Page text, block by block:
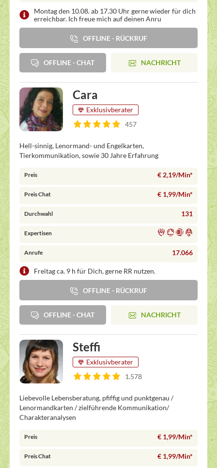
Montag den 10.08. ab 17.30 Uhr gerne wieder für dich
erreichbar. Ich freue mich auf deinen Anru
OFFLINE - RÜCKRUF
OFFLINE - CHAT NACHRICHT
Cara
Exklusivberater
457
Hell-sinnig, Lenormand- und Engelkarten,
Tierkommunikation, sowie 30 Jahre Erfahrung
Preis € 2,19/Min*
Preis Chat € 1,99/Min*
Durchwahl 131
Expertisen
Anrufe 17.066
Freitag ca. 9 h für Dich, gerne RR nutzen.
OFFLINE - RÜCKRUF
OFFLINE - CHAT NACHRICHT
Steffi
Exklusivberater
1.578
Liebevolle Lebensberatung, pfiffig und punktgenau /
Lenormandkarten / zielführende Kommunikation/
Charakteranalysen
Preis € 1,99/Min*
Preis Chat € 1,99/Min*